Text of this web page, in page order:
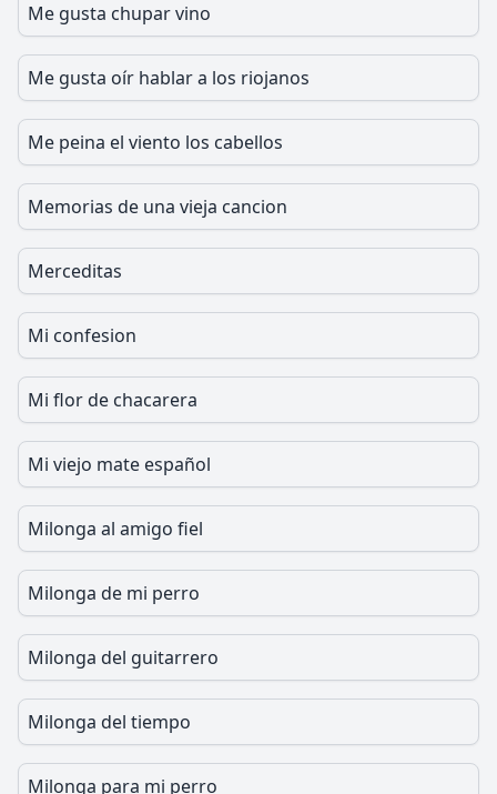
Me gusta chupar vino
Me gusta oír hablar a los riojanos
Me peina el viento los cabellos
Memorias de una vieja cancion
Merceditas
Mi confesion
Mi flor de chacarera
Mi viejo mate español
Milonga al amigo fiel
Milonga de mi perro
Milonga del guitarrero
Milonga del tiempo
Milonga para mi perro